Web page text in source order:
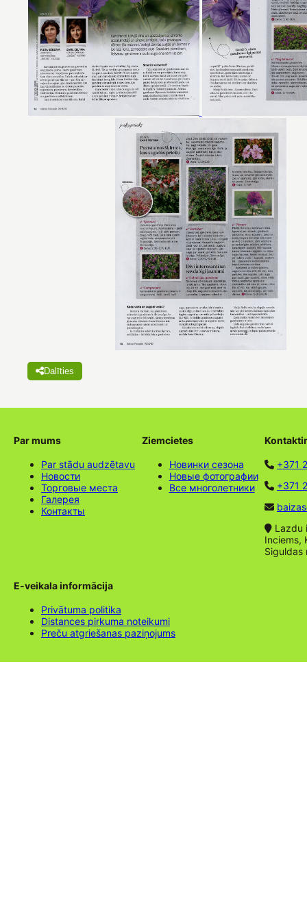
Dalīties
Par mums
Par stādu audzētavu
Новости
Торговые места
Галерея
Контакты
Ziemcietes
Новинки сезона
Новые фотографии
Все многолетники
+371
+371
Lazdu
Inciems,
Siguldas
E-veikala informācija
Privātuma politika
Distances pirkuma noteikumi
Preču atgriešanas paziņojums